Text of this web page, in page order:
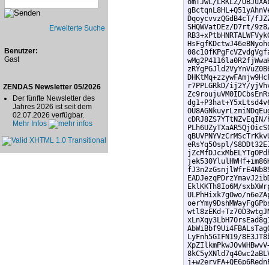
Erweiterte Suche
Benutzer:
Gast
ZENDAS Newsletter 05/2026
Der fünfte Newsletter des
Jahres 2026 ist seit dem
02.07.2026 verfügbar.
Mehr Infos
omTJwL/LRKLZ/
DqoycvvzQGdB4cT/
SHQWVatDEz/D7rt/
r7PPLGRkD/ij2Y/
cDRJ8ZS7YTtNZvEqIN/
eRsYq5Ospl/
EklKKTh8Io6M/
ULPhHixk7gOwo/
LyFnh5GIFN19/